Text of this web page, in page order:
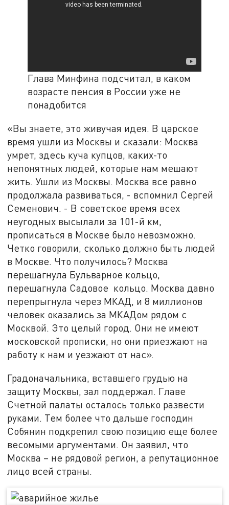
Глава Минфина подсчитал, в каком
возрасте пенсия в России уже не
понадобится
«Вы знаете, это живучая идея. В царское
время ушли из Москвы и сказали: Москва
умрет, здесь куча купцов, каких-то
непонятных людей, которые нам мешают
жить. Ушли из Москвы. Москва все равно
продолжала развиваться, - вспомнил Сергей
Семенович. - В советское время всех
неугодных высылали за 101-й км,
прописаться в Москве было невозможно.
Четко говорили, сколько должно быть людей
в Москве. Что получилось? Москва
перешагнула Бульварное кольцо,
перешагнула Садовое кольцо. Москва давно
перепрыгнула через МКАД, и 8 миллионов
человек оказались за МКАДом рядом с
Москвой. Это целый город. Они не имеют
московской прописки, но они приезжают на
работу к нам и уезжают от нас».
Градоначальника, вставшего грудью на
защиту Москвы, зал поддержал. Главе
Счетной палаты осталось только развести
руками. Тем более что дальше господин
Собянин подкрепил свою позицию еще более
весомыми аргументами. Он заявил, что
Москва – не рядовой регион, а репутационное
лицо всей страны.